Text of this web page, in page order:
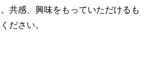
共感、興味をもっていただけるも
ださい。